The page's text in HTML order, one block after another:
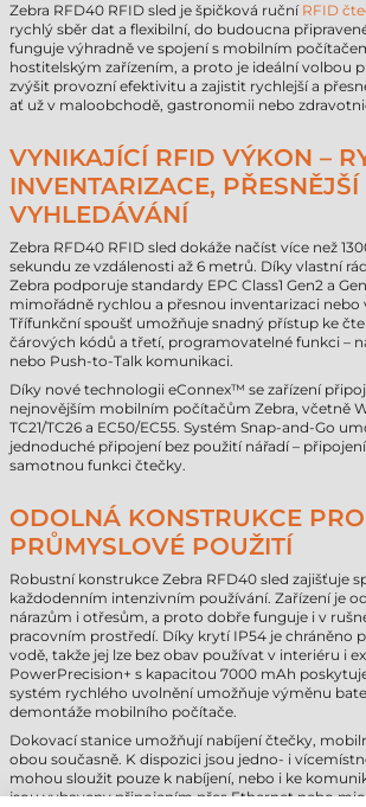
Zebra RFD40 RFID sled je špičková ruční RFID
rychlý sběr dat a flexibilní, do budoucna
funguje výhradně ve spojení s mobilním
hostitelským zařízením, a proto je ideální volbou
zvýšit provozní efektivitu a zajistit rychlejší a
ať už v maloobchodě, gastronomii nebo
VYNIKAJÍCÍ RFID VÝKON –
INVENTARIZACE, PŘESNĚJŠÍ
VYHLEDÁVÁNÍ
Zebra RFD40 RFID sled dokáže načíst více než
sekundu ze vzdálenosti až 6 metrů. Díky vlastní
Zebra podporuje standardy EPC Class1 Gen2 a
mimořádně rychlou a přesnou inventarizaci nebo
Třífunkční spoušť umožňuje snadný přístup ke
čárových kódů a třetí, programovatelné funkci –
nebo Push-to-Talk komunikaci.
Díky nové technologii eConnex™ se zařízení
nejnovějším mobilním počítačům Zebra, včetně
TC21/TC26 a EC50/EC55. Systém Snap-and-Go
jednoduché připojení bez použití nářadí –
samotnou funkci čtečky.
ODOLNÁ KONSTRUKCE PRO
PRŮMYSLOVÉ POUŽITÍ
Robustní konstrukce Zebra RFD40 sled zajišťuje
každodenním intenzivním používání. Zařízení je
nárazům i otřesům, a proto dobře funguje i v
pracovním prostředí. Díky krytí IP54 je chráněno
vodě, takže jej lze bez obav používat v interiéru i
PowerPrecision+ s kapacitou 7000 mAh
systém rychlého uvolnění umožňuje výměnu
demontáže mobilního počítače.
Dokovací stanice umožňují nabíjení čtečky,
obou současně. K dispozici jsou jedno- i
mohou sloužit pouze k nabíjení, nebo i ke
jsou vybaveny připojením přes Ethernet nebo